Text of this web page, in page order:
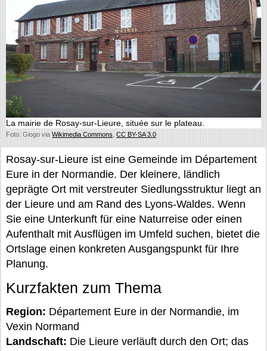
La mairie de Rosay-sur-Lieure, située sur le plateau.
Foto: Giogo via Wikimedia Commons CC BY-SA 3.0
Rosay-sur-Lieure ist eine Gemeinde im Département
Eure in der Normandie. Der kleinere, ländlich
geprägte Ort mit verstreuter Siedlungsstruktur liegt an
der Lieure und am Rand des Lyons-Waldes. Wenn
Sie eine Unterkunft für eine Naturreise oder einen
Aufenthalt mit Ausflügen im Umfeld suchen, bietet die
Ortslage einen konkreten Ausgangspunkt für Ihre
Planung.
Kurzfakten zum Thema
Region: Département Eure in der Normandie, im
Vexin Normand
Landschaft: Die Lieure verläuft durch den Ort; das